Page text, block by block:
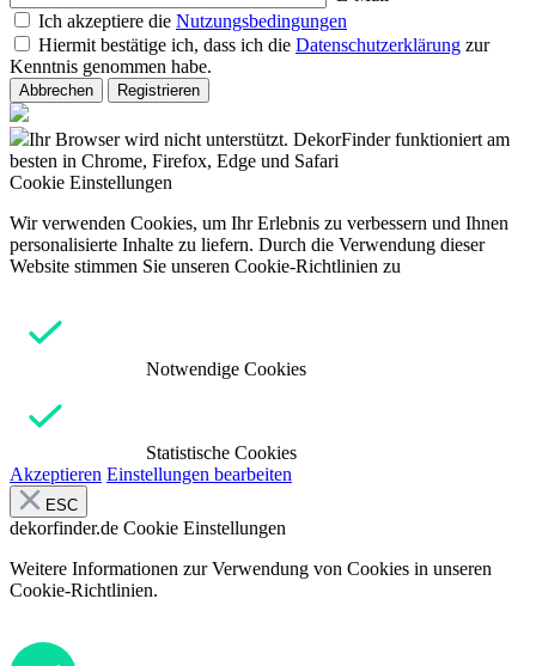
Ich akzeptiere die Nutzungsbedingungen
Hiermit bestätige ich, dass ich die Datenschutzerklärung zur
Kenntnis genommen habe.
Abbrechen Registrieren
Ihr Browser wird nicht unterstützt. DekorFinder funktioniert am
besten in Chrome, Firefox, Edge und Safari
Cookie Einstellungen
Wir verwenden Cookies, um Ihr Erlebnis zu verbessern und Ihnen
personalisierte Inhalte zu liefern. Durch die Verwendung dieser
Website stimmen Sie unseren Cookie-Richtlinien zu
Notwendige Cookies
Statistische Cookies
Akzeptieren Einstellungen bearbeiten
ESC
dekorfinder.de Cookie Einstellungen
Weitere Informationen zur Verwendung von Cookies in unseren
Cookie-Richtlinien.